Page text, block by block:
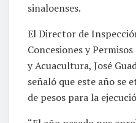
sinaloenses.
El Director de
Concesiones y
y Acuacultura, José
señaló que este año se
de pesos para la